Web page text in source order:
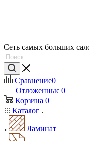
Сеть самых больших
Сравнение0
Отложенные 0
Корзина 0
Каталог
Ламинат